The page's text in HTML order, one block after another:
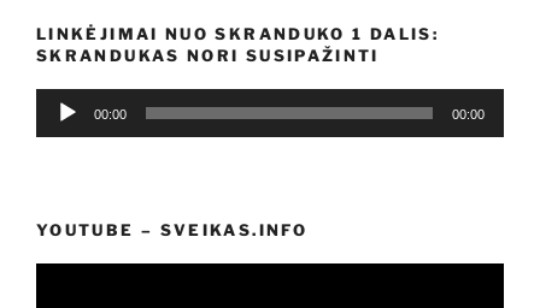
LINKĖJIMAI NUO SKRANDUKO 1 DALIS:
SKRANDUKAS NORI SUSIPAŽINTI
Audio
00:00 00:00
YOUTUBE – SVEIKAS.INFO